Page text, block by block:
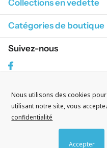
Collections en vedette
Catégories de boutique
Suivez-nous
S'abonner à nos
Nous utilisons des cookies pour
utilisant notre site, vous
confidentialité
Accepter